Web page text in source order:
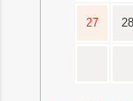
27 28